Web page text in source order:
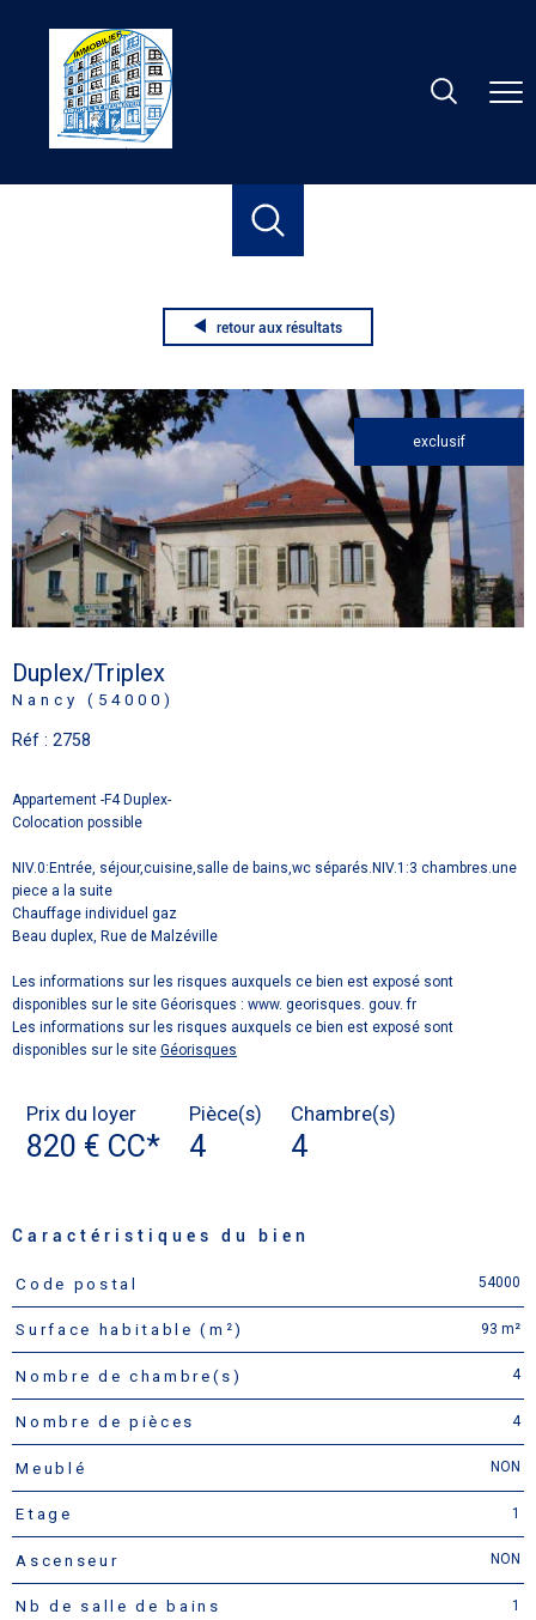
retour aux résultats
exclusif
Duplex/Triplex
Nancy (54000)
Réf : 2758
Appartement -F4 Duplex-
Colocation possible
NIV.0:Entrée, séjour,cuisine,salle de bains,wc séparés.NIV.1:3 chambres.une
piece a la suite
Chauffage individuel gaz
Beau duplex, Rue de Malzéville
Les informations sur les risques auxquels ce bien est exposé sont
disponibles sur le site Géorisques : www. georisques. gouv. fr
Les informations sur les risques auxquels ce bien est exposé sont
disponibles sur le site Géorisques
Prix du loyer
820 € CC*
Pièce(s)
4
Chambre(s)
4
Caractéristiques du bien
Caractéristiques
Code postal 54000
Surface habitable (m²) 93 m²
Nombre de chambre(s) 4
Nombre de pièces 4
Meublé NON
Etage 1
Ascenseur NON
Nb de salle de bains 1